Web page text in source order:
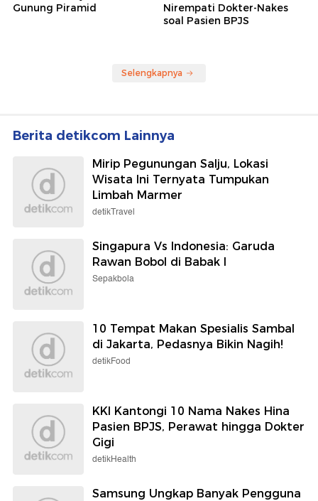
Gunung Piramid
Nirempati Dokter-Nakes
soal Pasien BPJS
Selengkapnya
Berita detikcom Lainnya
Mirip Pegunungan Salju, Lokasi
Wisata Ini Ternyata Tumpukan
Limbah Marmer
detikTravel
Singapura Vs Indonesia: Garuda
Rawan Bobol di Babak I
Sepakbola
10 Tempat Makan Spesialis Sambal
di Jakarta, Pedasnya Bikin Nagih!
detikFood
KKI Kantongi 10 Nama Nakes Hina
Pasien BPJS, Perawat hingga Dokter
Gigi
detikHealth
Samsung Ungkap Banyak Pengguna